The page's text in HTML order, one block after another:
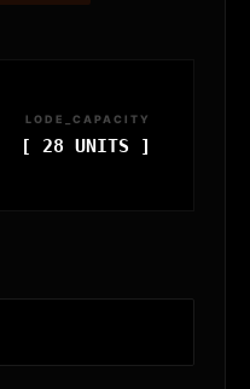
LODE_CAPACITY
[ 28 UNITS ]